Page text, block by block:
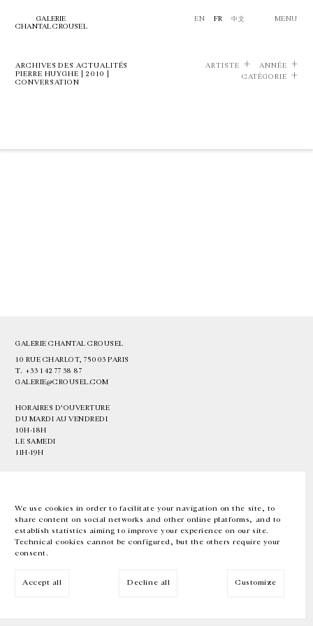
We use cookies in order to facilitate your navigation on the site, to
share content on social networks and other online platforms, and to
establish statistics aiming to improve your experience on our site.
Technical cookies cannot be configured, but the others require your
consent.
Accept all Decline all Customize
GALERIE
CHANTAL CROUSEL
EN FR 中文 MENU
ARCHIVES DES ACTUALITÉS
PIERRE HUYGHE | 2010 |
CONVERSATION
ARTISTE
ANNÉE
CATÉGORIE
GALERIE CHANTAL CROUSEL
10 RUE CHARLOT, 75003 PARIS
T. +33 1 42 77 38 87
GALERIE@CROUSEL.COM
HORAIRES D'OUVERTURE
DU MARDI AU VENDREDI
10H-18H
LE SAMEDI
11H-19H
EN FR 中文 Facebook Instagram
Inscrivez-vous à notre newsletter